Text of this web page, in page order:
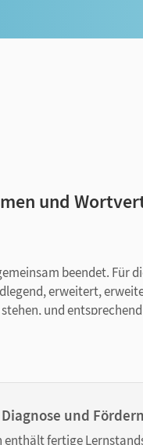
und
beendet. Für
erweitert,
und entsprechend
bis zum Abschlusstest -
und zu schließen.
und
enthält fertige